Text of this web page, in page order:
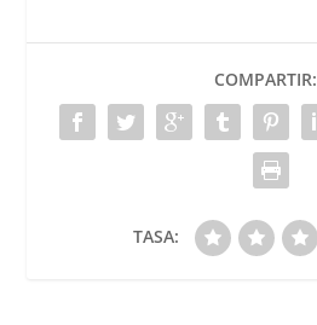
COMPARTIR:
TASA: